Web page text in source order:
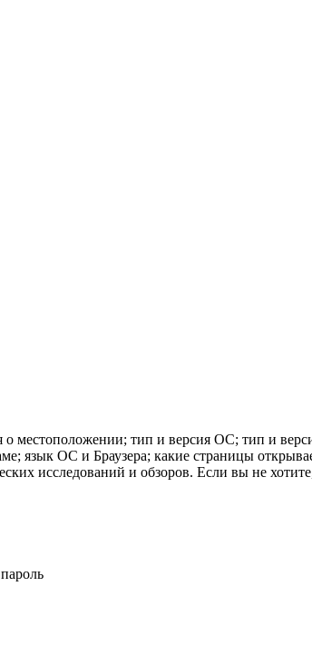
о местоположении; тип и версия ОС; тип и
язык ОС и Браузера; какие страницы
исследований и обзоров. Если вы не